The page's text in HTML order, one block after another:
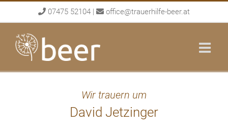
to
content
07475 52104 | office@trauerhilfe-beer.at
Wir trauern um
David Jetzinger